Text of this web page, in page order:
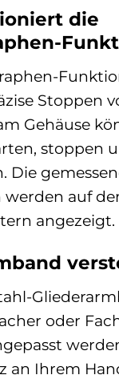
die
Stoppen
Gehäuse
stoppen
Die
auf
angezeigt.
oder
an Ihrem